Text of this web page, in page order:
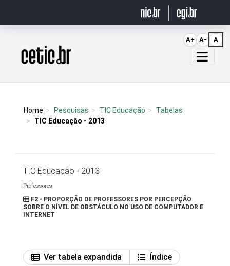
Página inicial
Home Pesquisas TIC Educação
Tabelas
TIC Educação - 2013
TIC Educação - 2013
Professores
F2 - PROPORÇÃO DE PROFESSORES POR PERCEPÇÃO
SOBRE O NÍVEL DE OBSTÁCULO NO USO DE COMPUTADOR E
INTERNET
Ver tabela expandida
Índice
A+ A- A